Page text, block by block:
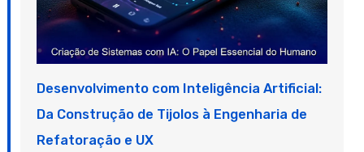
Desenvolvimento com Inteligência Artificial:
Da Construção de Tijolos à Engenharia de
Refatoração e UX